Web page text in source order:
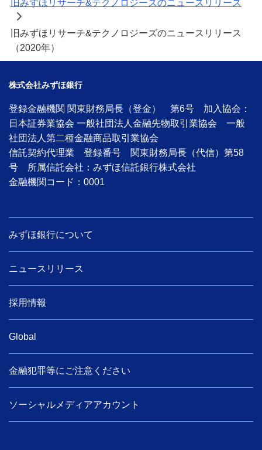
旧みずほリサーチ&テクノロジーズのニュースリリース
>
旧みずほリサーチ&テクノロジーズのニュースリリース
（2020年）
株式会社みずほ銀行
登録金融機関 関東財務局長（登金） 第6号 加入協会：
日本証券業協会 一般社団法人金融先物取引業協会 一般
社団法人第二種金融商品取引業協会
信託契約代理業 登録番号 関東財務局長（代信）第58
号 所属信託会社：みずほ信託銀行株式会社
金融機関コード：0001
みずほ銀行について
ニュースリリース
採用情報
Global
金融犯罪等にご注意ください
ソーシャルメディアアカウント